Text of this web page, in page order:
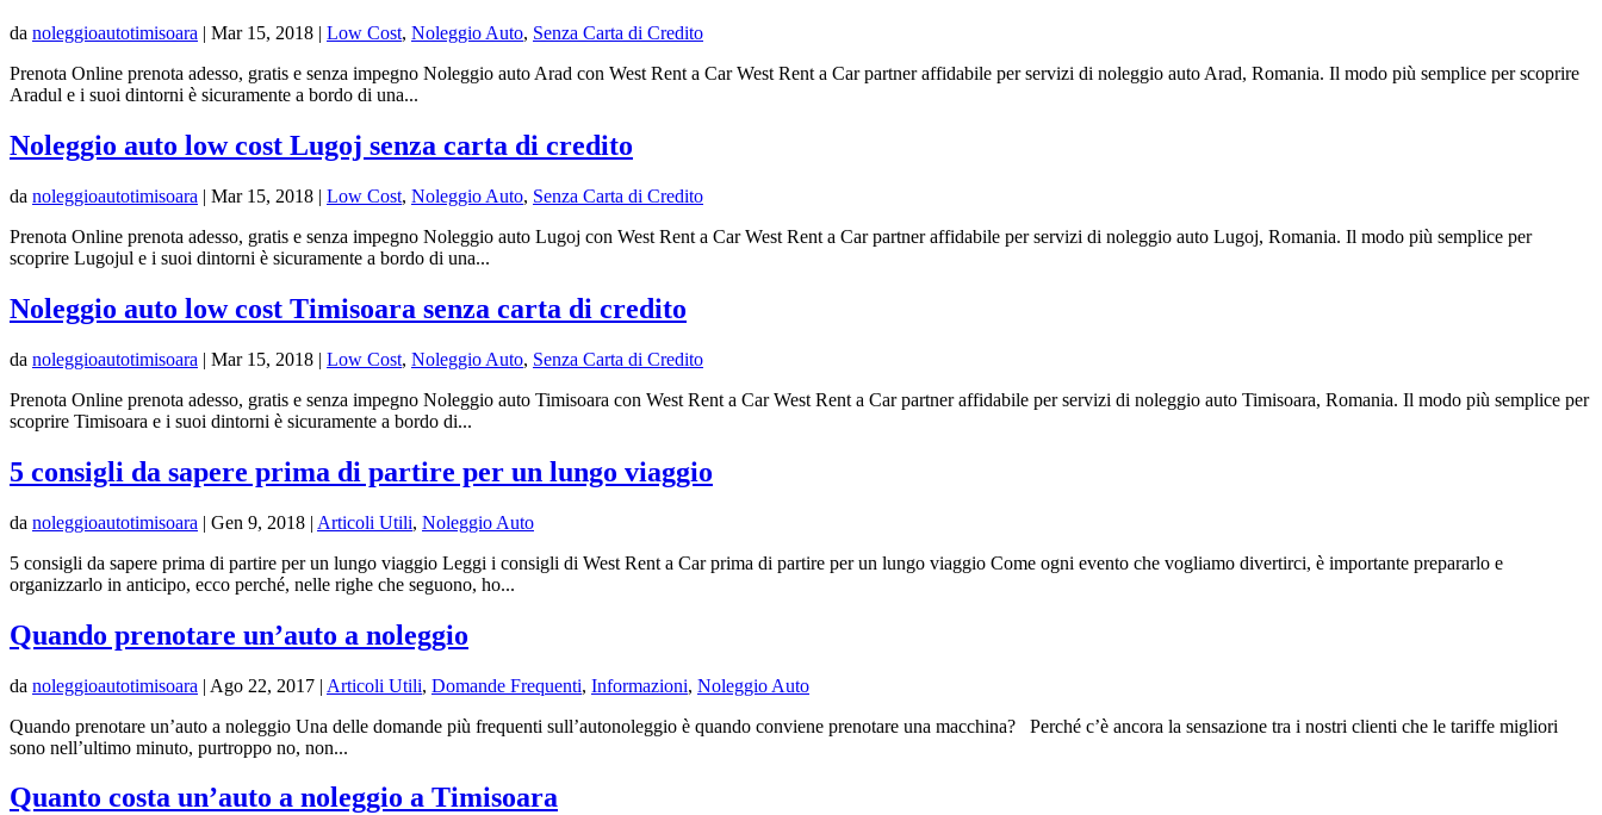
da noleggioautotimisoara | Mar 15, 2018 | Low Cost, Noleggio Auto, Senza Carta di Credito
Prenota Online prenota adesso, gratis e senza impegno Noleggio auto Arad con West Rent a Car West Rent a Car partner affidabile per servizi di noleggio auto Arad, Romania. Il modo più semplice per scoprire
Aradul e i suoi dintorni è sicuramente a bordo di una...
Noleggio auto low cost Lugoj senza carta di credito
da noleggioautotimisoara | Mar 15, 2018 | Low Cost, Noleggio Auto, Senza Carta di Credito
Prenota Online prenota adesso, gratis e senza impegno Noleggio auto Lugoj con West Rent a Car West Rent a Car partner affidabile per servizi di noleggio auto Lugoj, Romania. Il modo più semplice per
scoprire Lugojul e i suoi dintorni è sicuramente a bordo di una...
Noleggio auto low cost Timisoara senza carta di credito
da noleggioautotimisoara | Mar 15, 2018 | Low Cost, Noleggio Auto, Senza Carta di Credito
Prenota Online prenota adesso, gratis e senza impegno Noleggio auto Timisoara con West Rent a Car West Rent a Car partner affidabile per servizi di noleggio auto Timisoara, Romania. Il modo più semplice per
scoprire Timisoara e i suoi dintorni è sicuramente a bordo di...
5 consigli da sapere prima di partire per un lungo viaggio
da noleggioautotimisoara | Gen 9, 2018 | Articoli Utili, Noleggio Auto
5 consigli da sapere prima di partire per un lungo viaggio Leggi i consigli di West Rent a Car prima di partire per un lungo viaggio Come ogni evento che vogliamo divertirci, è importante prepararlo e
organizzarlo in anticipo, ecco perché, nelle righe che seguono, ho...
Quando prenotare un’auto a noleggio
da noleggioautotimisoara | Ago 22, 2017 | Articoli Utili, Domande Frequenti, Informazioni, Noleggio Auto
Quando prenotare un’auto a noleggio Una delle domande più frequenti sull’autonoleggio è quando conviene prenotare una macchina? Perché c’è ancora la sensazione tra i nostri clienti che le tariffe migliori
sono nell’ultimo minuto, purtroppo no, non...
Quanto costa un’auto a noleggio a Timisoara